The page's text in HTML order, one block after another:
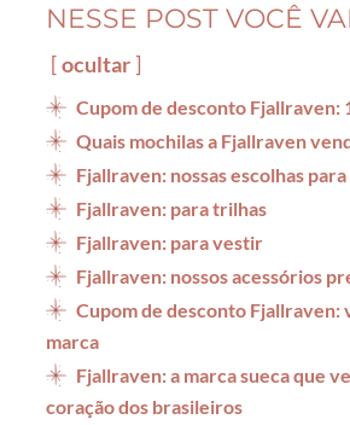
NESSE POST VOCÊ
ocultar
Cupom de desconto Fjallraven:
Quais mochilas a Fjallraven
Fjallraven: nossas escolhas para
Fjallraven: para trilhas
Fjallraven: para vestir
Fjallraven: nossos acessórios
Cupom de desconto Fjallraven:
marca
Fjallraven: a marca sueca que
coração dos brasileiros